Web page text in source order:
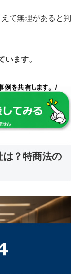
て無理があると判
います。
は？特商法の